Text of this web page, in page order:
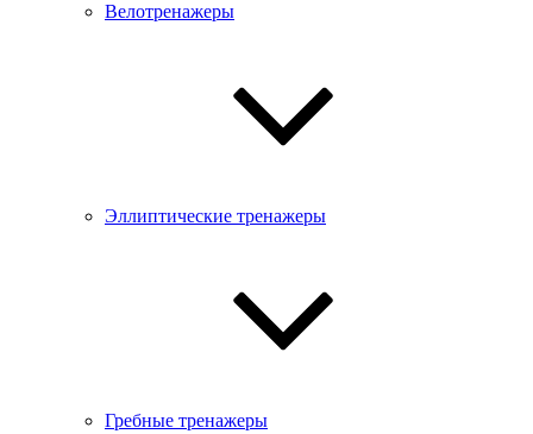
Велотренажеры
Эллиптические тренажеры
Гребные тренажеры